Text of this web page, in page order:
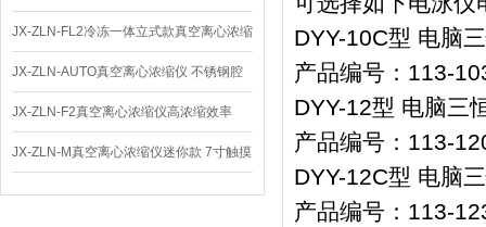
JX-ZLN-FL2冷冻一体立式款真空离心浓缩
仪 低温功能
JX-ZLN-AUTO真空离心浓缩仪 不锈钢腔
体
JX-ZLN-F2真空离心浓缩仪高浓缩效率
JX-ZLN-M真空离心浓缩仪迷你款 7寸触摸
屏
DYY-10C型 电脑
产品编号： 113-
DYY-12型 电脑三
产品编号： 113-
DYY-12C型 电脑
产品编号： 113-